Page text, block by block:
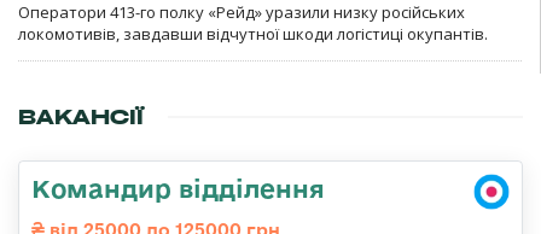
Оператори 413-го полку «Рейд» уразили низку російських
локомотивів, завдавши відчутної шкоди логістиці окупантів.
ВАКАНСІЇ
Командир відділення